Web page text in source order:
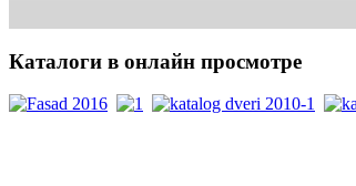
Каталоги в онлайн просмотре